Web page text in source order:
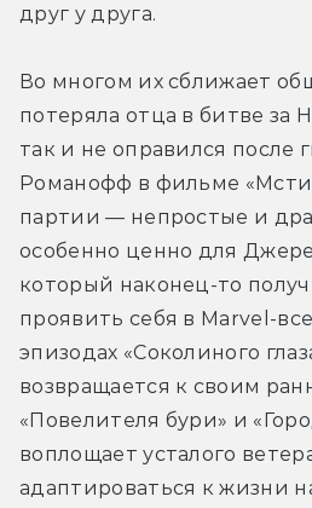
друг у друга.
Во многом их сближает
потеряла отца в битве за
так и не оправился после
Романофф в фильме
партии — непростые и
особенно ценно для
который наконец-то
проявить себя в Marvel-
эпизодах «Соколиного
возвращается к своим
«Повелителя бури» и
воплощает усталого
адаптироваться к жизни